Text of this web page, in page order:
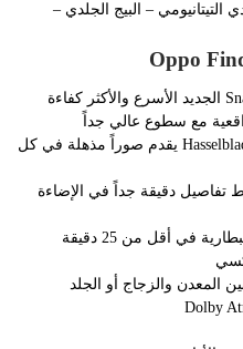
التيتانيومي – البيج الجلدي –
🔹 نظام كاميرات احترافي بتعاون مع Hasselblad يقدم صوراً مذهلة في كل
ضخم 1 بوصة يلتقط تفاصيل دقيقة جداً في الإضاءة
المعدن والزجاج أو الجلد